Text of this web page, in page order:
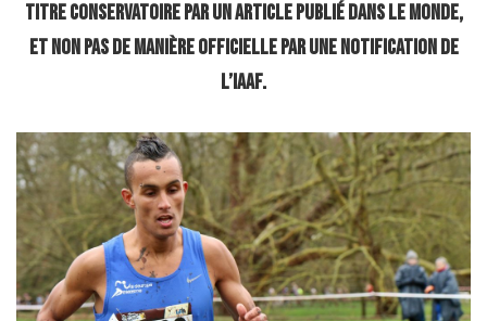
titre conservatoire par un article publié dans le Monde,
et non pas de manière officielle par une notification de
l’IAAF.